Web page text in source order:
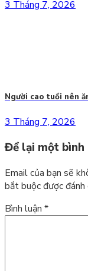
3 Tháng 7, 2026
Người cao tuổi nên
3 Tháng 7, 2026
Để lại một bình
Email của bạn sẽ
bắt buộc được đánh
Bình luận *